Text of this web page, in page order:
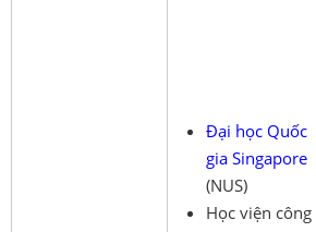
Đại học Quốc
gia Singapore
(NUS)
Học viện công